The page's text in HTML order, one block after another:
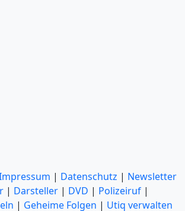
| Datenschutz | Newsletter
| Darsteller | DVD | Polizeiruf |
| Geheime Folgen | Utiq verwalten